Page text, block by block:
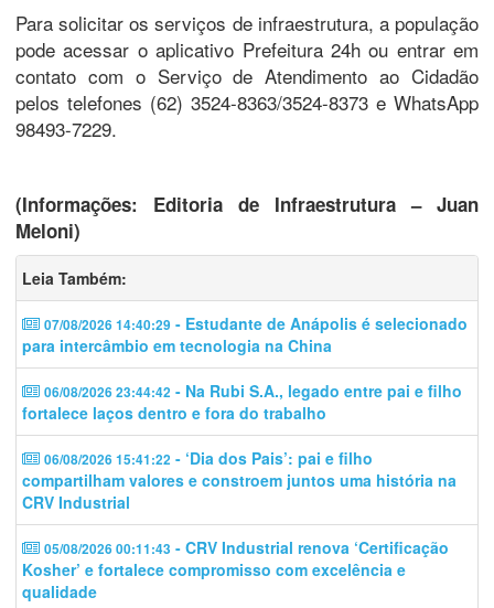
Para solicitar os serviços de infraestrutura, a população
pode acessar o aplicativo Prefeitura 24h ou entrar em
contato com o Serviço de Atendimento ao Cidadão
pelos telefones (62) 3524-8363/3524-8373 e WhatsApp
98493-7229.
(Informações: Editoria de Infraestrutura – Juan
Meloni)
Leia Também:
07/08/2026 14:40:29 - Estudante de Anápolis é selecionado
para intercâmbio em tecnologia na China
06/08/2026 23:44:42 - Na Rubi S.A., legado entre pai e filho
fortalece laços dentro e fora do trabalho
06/08/2026 15:41:22 - ‘Dia dos Pais’: pai e filho
compartilham valores e constroem juntos uma história na
CRV Industrial
05/08/2026 00:11:43 - CRV Industrial renova ‘Certificação
Kosher’ e fortalece compromisso com excelência e
qualidade